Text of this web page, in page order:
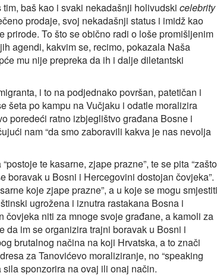
baš kao i svaki nekadašnji holivudski celebrity
prodaje, svoj nekadašnji status i imidž kao
prirode. To što se obično radi o loše promišljenim
agendi, kakvim se, recimo, pokazala Naša
mu nije prepreka da ih i dalje diletantski
i to na podjednako površan, patetičan i
šeta po kampu na Vučjaku i odatle moralizira
poredeći ratno izbjeglištvo građana Bosne i
nam “da smo zaboravili kakva je nas nevolja
te kasarne, zjape prazne”, te se pita “zašto
boravak u Bosni i Hercegovini dostojan čovjeka”.
koje zjape prazne”, a u koje se mogu smjestiti
ugrožena i iznutra rastakana Bosna i
niti za mnoge svoje građane, a kamoli za
im se organizira trajni boravak u Bosni i
brutalnog načina na koji Hrvatska, a to znači
za Tanovićevo moraliziranje, no “speaking
sila sponzorira na ovaj ili onaj način.